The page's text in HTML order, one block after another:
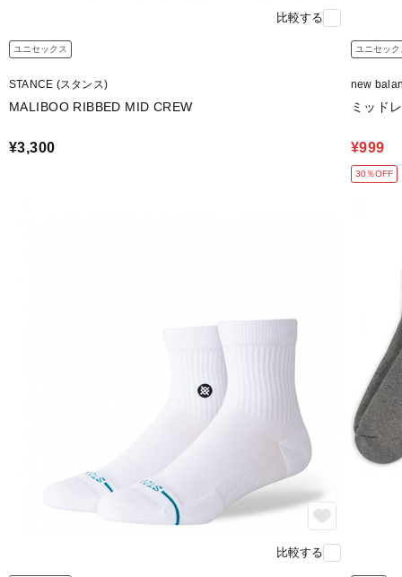
比較する
ユニセックス
STANCE (スタンス)
MALIBOO RIBBED MID CREW
¥3,300
ユニセック
new
ミッド
¥999
30％OFF
比較する